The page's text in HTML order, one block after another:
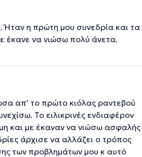
Ήταν η πρώτη μου συνεδρία και τα
έκανε να νιώσω πολύ άνετα.
απ' το πρώτο κιόλας ραντεβού
Το ειλικρινές ενδιαφέρον
και με έκαναν να νιώσω ασφαλής
άρχισε να αλλάζει ο τρόπος
των προβλημάτων μου κ αυτό